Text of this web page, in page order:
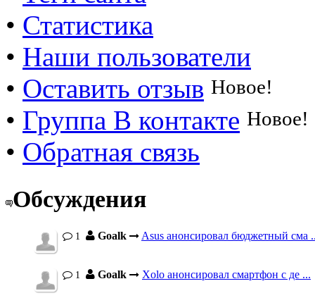
• Статистика
• Наши пользователи
• Оставить отзыв Новое!
• Группа В контакте Новое!
• Обратная связь
Обсуждения
1 Goalk Asus анонсировал бюджетный сма
1 Goalk Xolo анонсировал смартфон с де ...